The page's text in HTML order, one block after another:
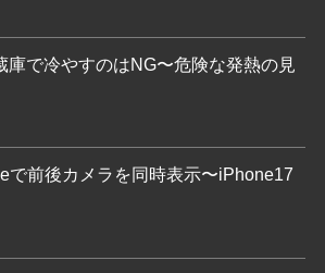
庫で冷やすのはNG〜危険な発熱の見
で前後カメラを同時表示〜iPhone17